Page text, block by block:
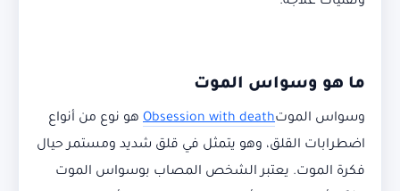
ما هو وسواس الموت
وسواس الموتObsession with death هو نوع من أنواع
اضطرابات القلق، وهو يتمثل في قلق شديد ومستمر حيال
فكرة الموت. يعتبر الشخص المصاب بوسواس الموت